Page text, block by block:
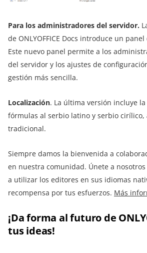
Para los administradores del servidor.
de ONLYOFFICE Docs introduce un
Este nuevo panel permite a los
del servidor y los ajustes de
gestión más sencilla.
Localización. La última versión incluye
fórmulas al serbio latino y serbio cirílico,
tradicional.
Siempre damos la bienvenida a
en nuestra comunidad. Únete a
a utilizar los editores en sus idiomas
recompensa por tus esfuerzos. Más
¡Da forma al futuro de
tus ideas!